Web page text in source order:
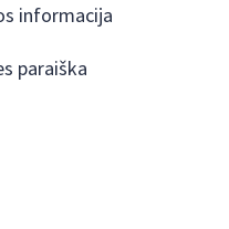
informacija
paraiška